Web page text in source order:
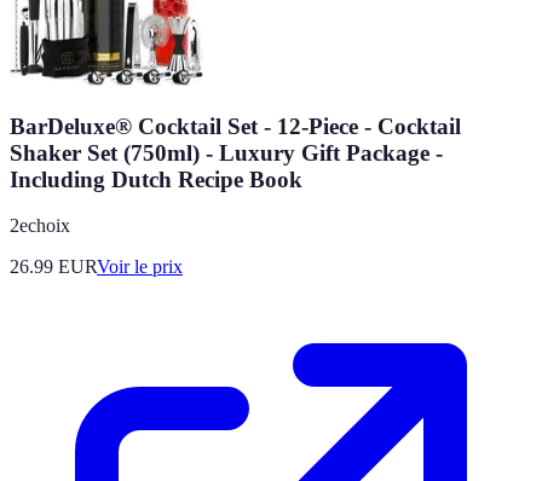
BarDeluxe® Cocktail Set - 12-Piece - Cocktail
Shaker Set (750ml) - Luxury Gift Package -
Including Dutch Recipe Book
2echoix
26.99 EURVoir le prix